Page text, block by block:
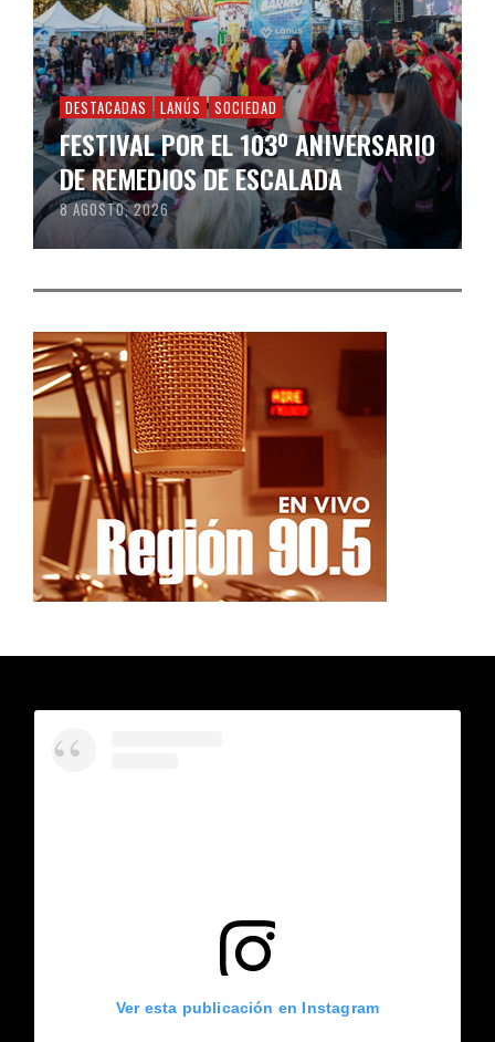
DESTACADAS LANÚS SOCIEDAD
FESTIVAL POR EL 103º ANIVERSARIO
DE REMEDIOS DE ESCALADA
8 AGOSTO, 2026
Ver esta publicación en Instagram